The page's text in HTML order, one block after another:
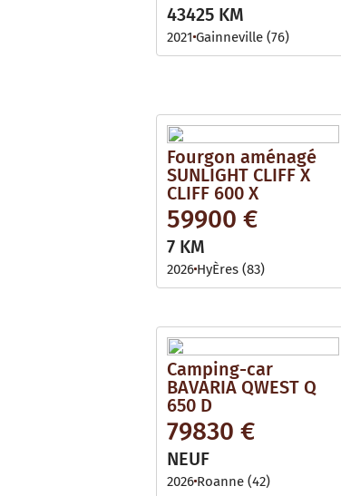
e
l
b
l
43425 KM
2021 Gainneville (76)
Fourgon aménagé
SUNLIGHT CLIFF X
CLIFF 600 X
59900 €
7 KM
2026 HyÈres (83)
Camping-car
BAVARIA QWEST Q
650 D
79830 €
NEUF
2026 Roanne (42)